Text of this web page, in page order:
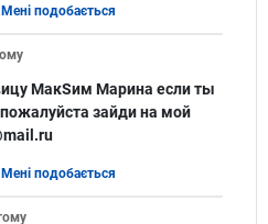
Мені подобається
МакSим Марина если ты
зайди на мой
Мені подобається